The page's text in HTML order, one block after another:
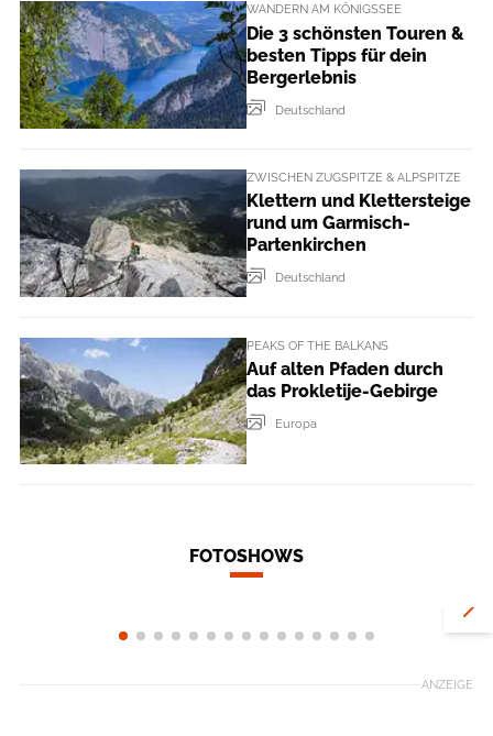
WANDERN AM KÖNIGSSEE
Die 3 schönsten Touren &
besten Tipps für dein
Bergerlebnis
Deutschland
ZWISCHEN ZUGSPITZE & ALPSPITZE
Klettern und Klettersteige
rund um Garmisch-
Partenkirchen
Deutschland
PEAKS OF THE BALKANS
Auf alten Pfaden durch
das Prokletije-Gebirge
Europa
FOTOSHOWS
In Ruhe klettern im Altmühltal
ANZEIGE